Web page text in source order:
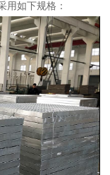
用如下规格：